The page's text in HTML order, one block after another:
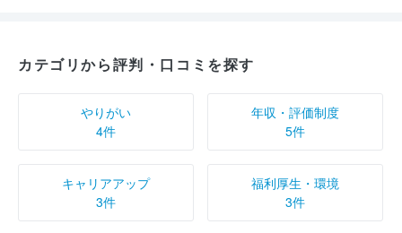
カテゴリから評判・口コミを探す
やりがい
4件
年収・評価制度
5件
キャリアアップ
3件
福利厚生・環境
3件